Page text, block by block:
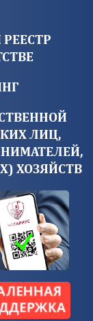
ЛИЦ,
ХОЗЯЙСТВ